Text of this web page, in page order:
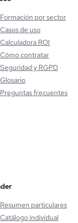
Formación por sector
Casos de uso
Calculadora ROI
Cómo contratar
Seguridad y RGPD
Glosario
Preguntas frecuentes
Resumen particulares
Catálogo individual